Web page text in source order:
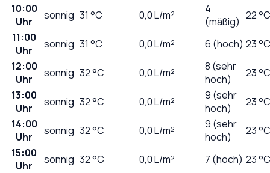
10:00
Uhr
sonnig 31 °C 0,0L/m²
4
(mäßig) 22 °C
11:00
Uhr
sonnig 31 °C 0,0L/m² 6 (hoch) 23 °C
12:00
Uhr
sonnig 32°C 0,0L/m²
8 (sehr
hoch)
23 °C
13:00
Uhr
sonnig 32°C 0,0L/m²
9 (sehr
hoch)
23 °C
14:00
Uhr
sonnig 32°C 0,0L/m²
9 (sehr
hoch)
23 °C
15:00
Uhr
sonnig 32°C 0,0L/m² 7 (hoch) 23 °C